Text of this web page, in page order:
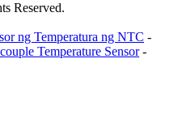
Reserved.
ng Temperatura ng NTC -
Temperature Sensor-